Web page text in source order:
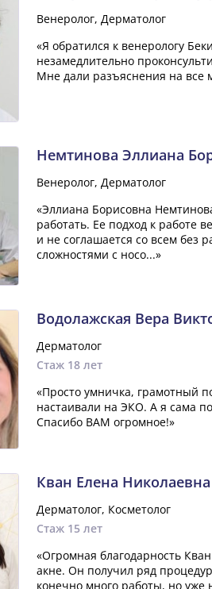
Венеролог, Дерматолог
«Я обратился к венерологу
незамедлительно
Мне дали разъяснения на все
Немтинова Эллиана
Венеролог, Дерматолог
«Эллиана Борисовна
работать. Ее подход к работе
и не соглашается со всем без
сложностями с носо...»
Водолажская Вера
Дерматолог
Стаж 18 лет
«Просто умничка, грамотный
настаивали на ЭКО. А я сама
Спасибо ВАМ огромное!»
Кван Елена Николаевна
Дерматолог, Косметолог
Стаж 15 лет
«Огромная благодарность
акне. Он получил ряд
конечно много работы, но уже